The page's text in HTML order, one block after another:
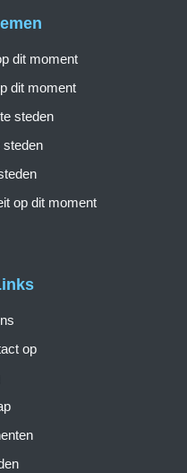
op
dit moment
dit moment
steden
steden
op dit moment